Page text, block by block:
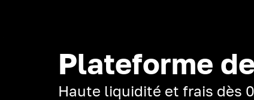
Plateforme
Haute liquidité et frais dès